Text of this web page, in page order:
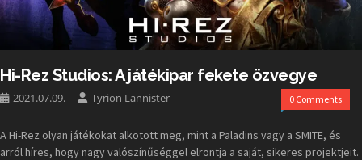
Hi-Rez Studios: A játékipar fekete özvegye
2021.07.09. Tyrion Lannister 0 Comments
A Hi-Rez olyan játékokat alkotott meg, mint a Paladins vagy a SMITE, és
arról híres, hogy nagy valószínűséggel elrontja a saját, sikeres projektjeit.